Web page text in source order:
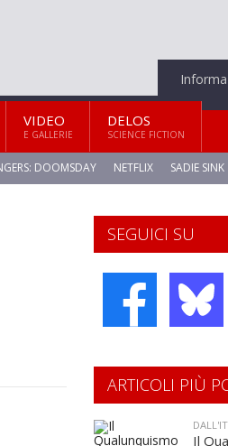
VIDEO
E GALLERIE
DELOS
SCIENCE FICTION
DOOMSDAY NETFLIX SADIE SINK
SEGUICI SU
ARTICOLI PIÙ
Il